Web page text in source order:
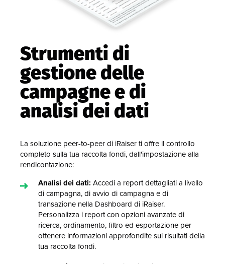
Strumenti di
gestione delle
campagne e di
analisi dei dati
La soluzione peer-to-peer di iRaiser ti offre il controllo
completo sulla tua raccolta fondi, dall'impostazione alla
rendicontazione:
Analisi dei dati: Accedi a report dettagliati a livello
di campagna, di avvio di campagna e di
transazione nella Dashboard di iRaiser.
Personalizza i report con opzioni avanzate di
ricerca, ordinamento, filtro ed esportazione per
ottenere informazioni approfondite sui risultati della
tua raccolta fondi.